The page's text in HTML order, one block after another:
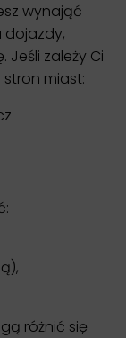
wynająć
dojazdy,
Jeśli zależy Ci
miast:
różnić się